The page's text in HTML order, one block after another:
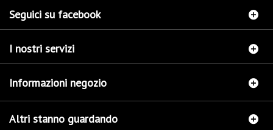
Seguici su facebook
I nostri servizi
Informazioni negozio
Altri stanno guardando